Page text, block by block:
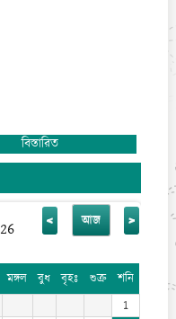
বিস্তারিত
< আজ >
মঙ্গল বুধ বৃহঃ শুক্র
শনি
1